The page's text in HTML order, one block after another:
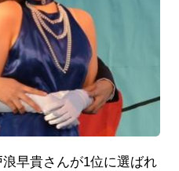
早貴さんが1位に選ばれ